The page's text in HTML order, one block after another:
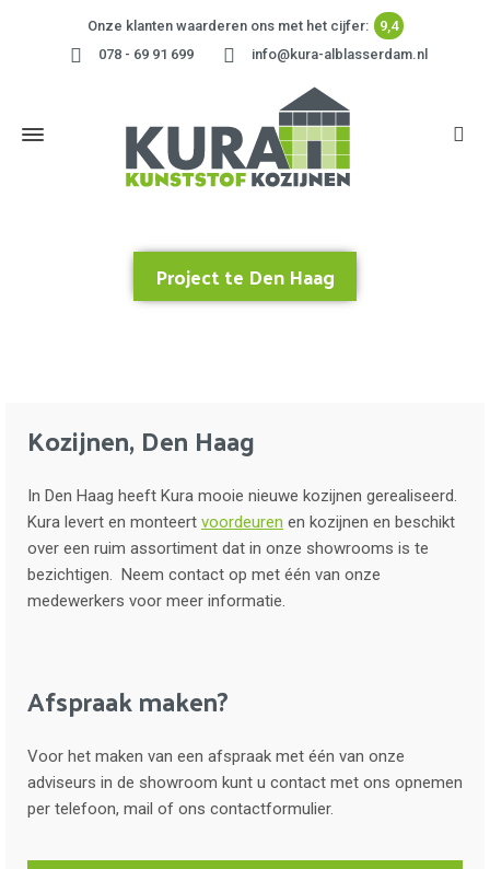
Onze klanten waarderen ons met het cijfer:
9,4
078 - 69 91 699
info@kura-alblasserdam.nl
Project te Den Haag
Kozijnen, Den Haag
In Den Haag heeft Kura mooie nieuwe kozijnen gerealiseerd.
Kura levert en monteert voordeuren en kozijnen en beschikt
over een ruim assortiment dat in onze showrooms is te
bezichtigen. Neem contact op met één van onze
medewerkers voor meer informatie.
Afspraak maken?
Voor het maken van een afspraak met één van onze
adviseurs in de showroom kunt u contact met ons opnemen
per telefoon, mail of ons contactformulier.